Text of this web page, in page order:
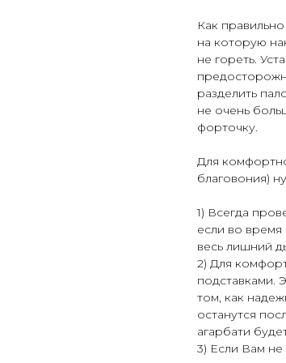
Как
на которую
не гореть.
разделить
не очень
форточку.
Для
благовония)
1) Всегда
если во время
весь лишний
2) Для
подставками.
том, как
останутся
агарбати
3) Если Вам не